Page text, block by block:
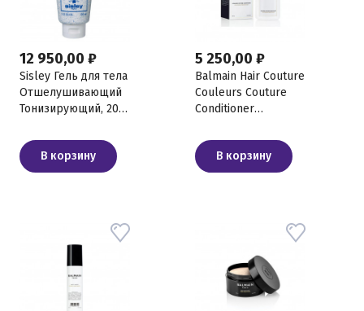
12 950,00 ₽
Sisley Гель для тела
Отшелушивающий
Тонизирующий, 200
В корзину
5 250,00 ₽
Balmain Hair Couture
Couleurs Couture
Conditioner
окрашенных волос,
300 млВ корзину